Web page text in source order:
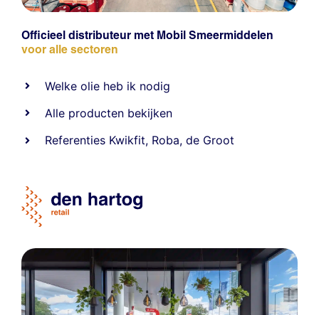
Officieel distributeur met Mobil Smeermiddelen
voor alle sectoren
Welke olie heb ik nodig
Alle producten bekijken
Referenties Kwikfit, Roba,de Groot